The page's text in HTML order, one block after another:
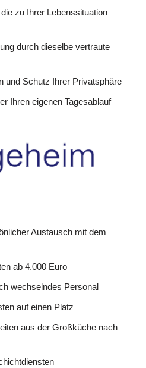
zu Ihrer Lebenssituation
durch dieselbe vertraute
und Schutz Ihrer Privatsphäre
Ihren eigenen Tagesablauf
Austausch mit dem
ab 4.000 Euro
wechselndes Personal
auf einen Platz
aus der Großküche nach